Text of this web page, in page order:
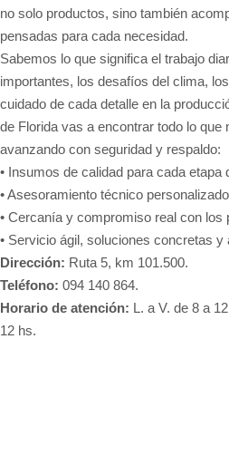
no solo productos, sino también
pensadas para cada necesidad.
Sabemos lo que significa el trabajo
importantes, los desafíos del clima,
cuidado de cada detalle en la
de Florida vas a encontrar todo lo que
avanzando con seguridad y respaldo:
• Insumos de calidad para cada etapa
• Asesoramiento técnico personalizado
• Cercanía y compromiso real con los
• Servicio ágil, soluciones concretas
Dirección: Ruta 5, km 101.500.
Teléfono: 094 140 864.
Horario de atención: L. a V. de 8 a
12 hs.